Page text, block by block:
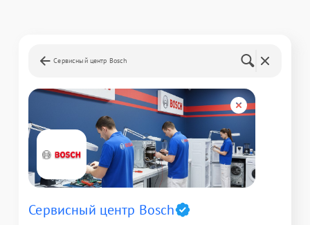
Сервисный центр Bosch
Сервисный центр Bosch